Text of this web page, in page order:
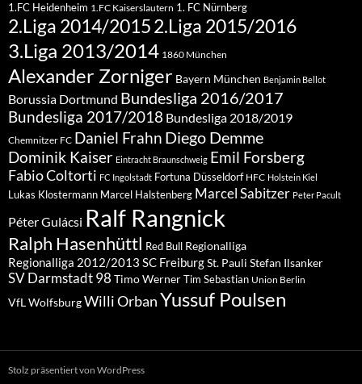
1.FC Heidenheim 1.FC Kaiserslautern 1. FC Nürnberg
2.Liga 2014/20152.Liga 2015/2016
3.Liga 2013/2014 1860 München
Alexander Zorniger Bayern München Benjamin Bellot
Borussia Dortmund Bundesliga 2016/2017
Bundesliga 2017/2018 Bundesliga 2018/2019
Chemnitzer FC Daniel Frahn Diego Demme
Dominik Kaiser Eintracht Braunschweig Emil Forsberg
Fabio Coltorti FC Ingolstadt Fortuna Düsseldorf HFC Holstein Kiel
Lukas Klostermann Marcel Halstenberg Marcel Sabitzer Peter Pacult
Péter Gulácsi Ralf Rangnick
Ralph Hasenhüttl Red Bull Regionalliga
Regionalliga 2012/2013 SC FreiburgSt. Pauli Stefan Ilsanker
SV Darmstadt 98 Timo WernerTim Sebastian Union Berlin
VfL WolfsburgWilli OrbanYussuf Poulsen
Stolz präsentiert von WordPress